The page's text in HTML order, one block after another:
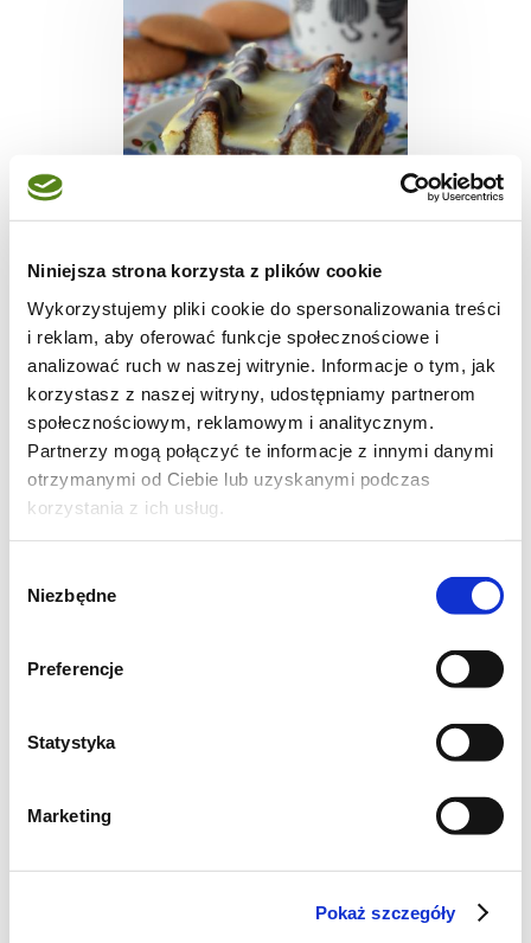
Niniejsza strona korzysta z plików cookie
Wykorzystujemy pliki cookie do spersonalizowania treści
i reklam, aby oferować funkcje społecznościowe i
analizować ruch w naszej witrynie. Informacje o tym, jak
korzystasz z naszej witryny, udostępniamy partnerom
społecznościowym, reklamowym i analitycznym.
Partnerzy mogą połączyć te informacje z innymi danymi
otrzymanymi od Ciebie lub uzyskanymi podczas
korzystania z ich usług.
zgody
Niezbędne
Preferencje
Statystyka
Marketing
Pokaż szczegóły
CIASTA I TORTY
Ciasto Góra Lodowa
dzień
9575
kcal
pastą tahini i